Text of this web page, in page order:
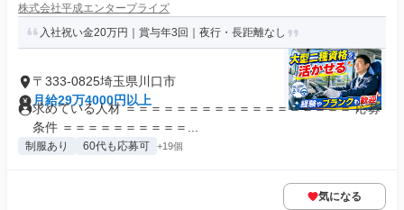
株式会社平成エンタープライズ
入社祝い金20万円｜賞与年3回｜夜行・長距離なし
〒333-0825埼玉県川口市
月給29万4000円以上
求めている人材 ＝＝＝＝＝＝＝＝＝＝＝＝＝＝＝＝＝＝ 応募
条件 ＝＝＝＝＝＝＝＝＝＝...
制服あり 60代も応募可 +19個
気になる